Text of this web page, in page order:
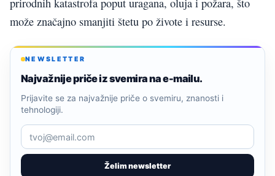
prirodnih katastrofa poput uragana, oluja i požara, što
može značajno smanjiti štetu po živote i resurse.
NEWSLETTER
Najvažnije priče iz svemira na e-mailu.
Želim newsletter
Prijavite se za najvažnije priče o svemiru, znanosti i
tehnologiji.